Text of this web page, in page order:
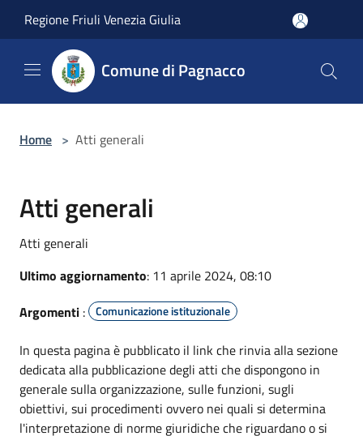
Regione Friuli Venezia Giulia
Comune di Pagnacco
Home > Atti generali
Atti generali
Atti generali
Ultimo aggiornamento: 11 aprile 2024, 08:10
Argomenti : Comunicazione istituzionale
In questa pagina è pubblicato il link che rinvia alla sezione
dedicata alla pubblicazione degli atti che dispongono in
generale sulla organizzazione, sulle funzioni, sugli
obiettivi, sui procedimenti ovvero nei quali si determina
l'interpretazione di norme giuridiche che riguardano o si